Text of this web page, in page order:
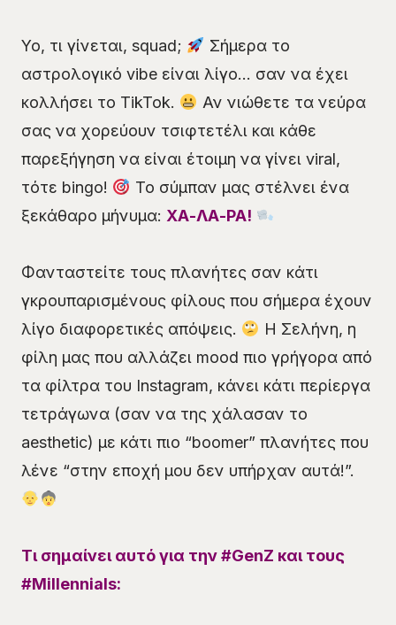
Yo, τι γίνεται, squad;
Σήμερα το
αστρολογικό vibe είναι λίγο… σαν να έχει
κολλήσει το TikTok.
Αν νιώθετε τα νεύρα
σας να χορεύουν τσιφτετέλι και κάθε
παρεξήγηση να είναι έτοιμη να γίνει viral,
τότε bingo!
Το σύμπαν μας στέλνει ένα
ξεκάθαρο μήνυμα: ΧΑ-ΛΑ-ΡΑ!
Φανταστείτε τους πλανήτες σαν κάτι
γκρουπαρισμένους φίλους που σήμερα έχουν
λίγο διαφορετικές απόψεις.
Η Σελήνη, η
φίλη μας που αλλάζει mood πιο γρήγορα από
τα φίλτρα του Instagram, κάνει κάτι περίεργα
τετράγωνα (σαν να της χάλασαν το
aesthetic) με κάτι πιο “boomer” πλανήτες που
λένε “στην εποχή μου δεν υπήρχαν αυτά!”.
Τι σημαίνει αυτό για την #GenZ και τους
#Millennials: